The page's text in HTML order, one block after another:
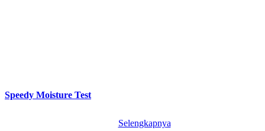
Speedy Moisture Test
Selengkapnya